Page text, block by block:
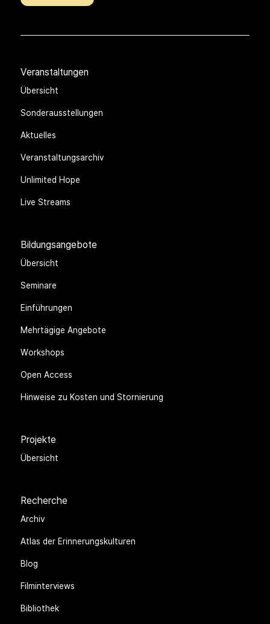
Veranstaltungen
Übersicht
Sonderausstellungen
Aktuelles
Veranstaltungsarchiv
Unlimited Hope
Live Streams
Bildungsangebote
Übersicht
Seminare
Einführungen
Mehrtägige Angebote
Workshops
Open Access
Hinweise zu Kosten und Stornierung
Projekte
Übersicht
Recherche
Archiv
Atlas der Erinnerungskulturen
Blog
Filminterviews
Bibliothek